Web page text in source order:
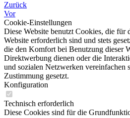
Zurück
Vor
Cookie-Einstellungen
Diese Website benutzt Cookies, die für
Website erforderlich sind und stets
die den Komfort bei Benutzung dieser
Direktwerbung dienen oder die
und sozialen Netzwerken vereinfachen
Zustimmung gesetzt.
Konfiguration
Technisch erforderlich
Diese Cookies sind für die